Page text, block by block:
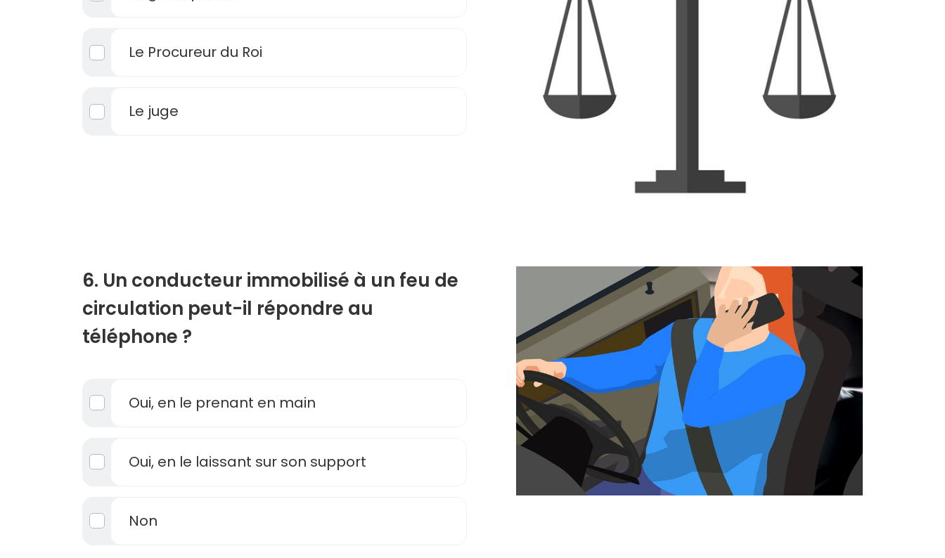
Le Procureur du Roi
Le juge
6. Un conducteur immobilisé à un feu de
circulation peut-il répondre au
téléphone ?
Oui, en le prenant en main
Oui, en le laissant sur son support
Non